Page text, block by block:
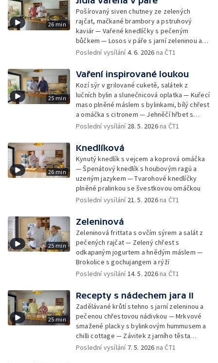
26 min
Pošírovaný siven chutney ze zelených
rajčat, mačkané brambory a pstruhový
kaviár — Vařené knedlíčky s pečeným
bůčkem — Losos v páře s jarní zeleninou a
omáčkou z růžového vína
Poslední vysílání4. 6. 2026 na ČT1
25 min
Vaření inspirované loukou
Kozí sýr v grilované cuketě, salátek z
lučních bylin a slunečnicová oplatka — Kuřecí
maso plněné máslem s bylinkami, bílý chřest
a omáčka s citronem — Jehněčí hřbet s
rajčatovou polentou, krémovým pórkem a
Poslední vysílání 28. 5. 2026na ČT1
26 min
Knedlíková
Kynutý knedlík s vejcem a koprová omáčka
— Špenátový knedlík s houbovým ragú a
uzeným jazykem — Tvarohové knedlíčky
plněné pralinkou se švestkovou omáčkou
Poslední vysílání 21. 5. 2026na ČT1
25 min
Zeleninová
Zeleninová frittata s ovčím sýrem a salát z
pečených rajčat — Zelený chřest s
odkapaným jogurtem a hnědým máslem —
Brokolice s gochujangem a rýží
Poslední vysílání14. 5. 2026na ČT1
25 min
Recepty s nádechem jara II
Zadělávané krůtí stehno s jarní zeleninou a
pečenou chřestovou nádivkou — Mrkvové
smažené placky s bylinkovým hummusem a
chilli cottage — Závitek z jarního těsta
plněný lososem, fenykl s kokosovým
Poslední vysílání 7. 5. 2026 na ČT1